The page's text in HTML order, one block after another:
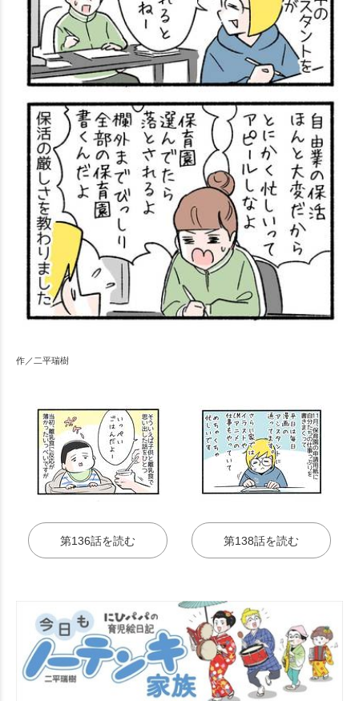
作／二平瑞樹
第136話を読む 第138話を読む